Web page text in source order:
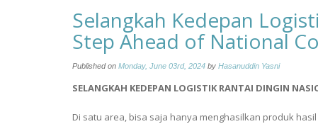
Selangkah Kedepan
Step Ahead of National
Published on Monday, June 03rd, 2024 by Hasanuddin Yasni
SELANGKAH KEDEPAN LOGISTIK RANTAI DINGIN
Di satu area, bisa saja hanya menghasilkan produk